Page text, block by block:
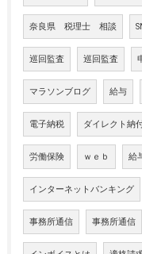
奈良県 税理士 相談
巡回監査 巡回監査
マラソンブログ 給与
電子納税 ダイレクト納
労働保険 ｗｅｂ 給
インターネットバンキング
事務所通信 事務所通信